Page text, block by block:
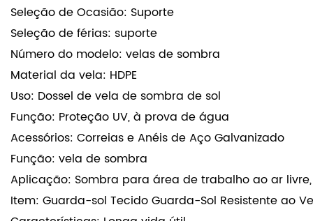
Temporada: All Season
Espaço do quarto: Desktop, Sala de jantar, Corredor,
Seleção do Espaço da Sala: Suporte
Seleção de Ocasião: Suporte
Seleção de férias: suporte
Número do modelo: velas de sombra
Material da vela: HDPE
Uso: Dossel de vela de sombra de sol
Função: Proteção UV, à prova de água
Acessórios: Correias e Anéis de Aço Galvanizado